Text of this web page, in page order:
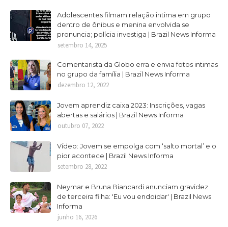
Adolescentes filmam relação intima em grupo
dentro de ônibus e menina envolvida se
pronuncia; polícia investiga | Brazil News Informa
setembro 14, 2025
Comentarista da Globo erra e envia fotos intimas
no grupo da família | Brazil News Informa
dezembro 12, 2022
Jovem aprendiz caixa 2023: Inscrições, vagas
abertas e salários | Brazil News Informa
outubro 07, 2022
Vídeo: Jovem se empolga com ‘salto mortal’ e o
pior acontece | Brazil News Informa
setembro 28, 2022
Neymar e Bruna Biancardi anunciam gravidez
de terceira filha: 'Eu vou endoidar' | Brazil News
Informa
junho 16, 2026